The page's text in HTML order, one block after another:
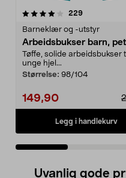
229anmeldelser
Barneklær og -utstyr
Arbeidsbukser barn,
Tøffe, solide arbeidsbukser
unge hjel...
Størrelse: 98/104
149,90
Legg i handlekurv
4.0 av 5 stjerner
Uvanlig gode